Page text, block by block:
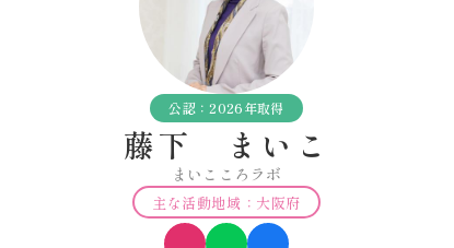
公認：2026年取得
藤下 まいこ
まいこころラボ
主な活動地域：大阪府